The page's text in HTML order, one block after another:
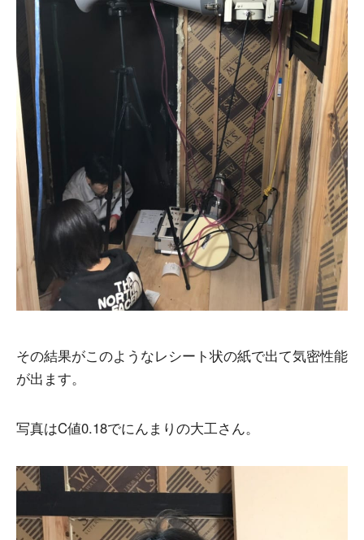
その結果がこのようなレシート状の紙で出て気密性能
が出ます。
写真はC値0.18でにんまりの大工さん。